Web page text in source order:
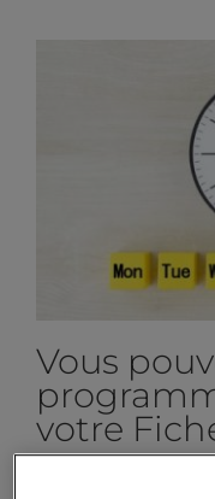
Vous
votre